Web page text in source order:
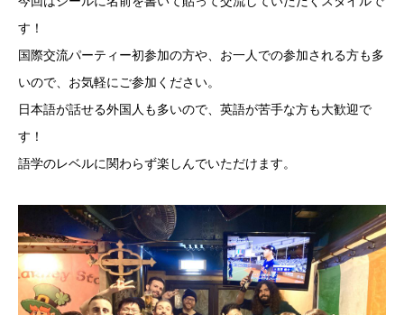
す！
国際交流パーティー初参加の方や、お一人での参加される方も多
いので、お気軽にご参加ください。
日本語が話せる外国人も多いので、英語が苦手な方も大歓迎で
す！
語学のレベルに関わらず楽しんでいただけます。